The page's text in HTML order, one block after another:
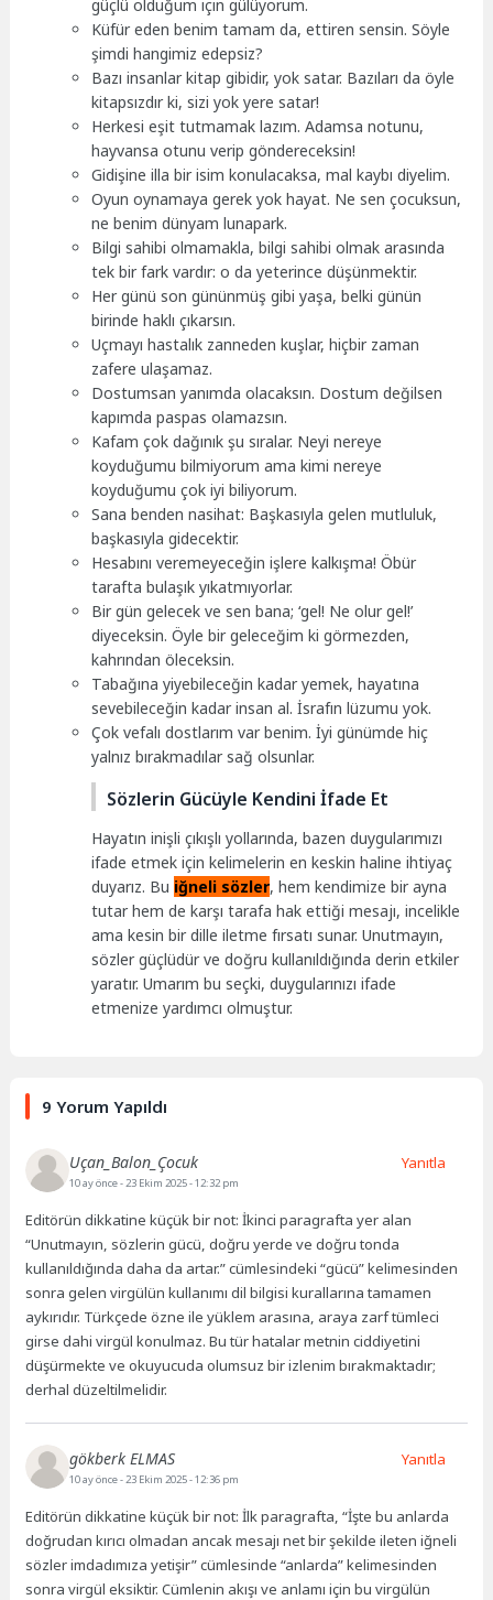
güçlü olduğum için gülüyorum.
Küfür eden benim tamam da, ettiren sensin. Söyle
şimdi hangimiz edepsiz?
Bazı insanlar kitap gibidir, yok satar. Bazıları da öyle
kitapsızdır ki, sizi yok yere satar!
Herkesi eşit tutmamak lazım. Adamsa notunu,
hayvansa otunu verip göndereceksin!
Gidişine illa bir isim konulacaksa, mal kaybı diyelim.
Oyun oynamaya gerek yok hayat. Ne sen çocuksun,
ne benim dünyam lunapark.
Bilgi sahibi olmamakla, bilgi sahibi olmak arasında
tek bir fark vardır: o da yeterince düşünmektir.
Her günü son gününmüş gibi yaşa, belki günün
birinde haklı çıkarsın.
Uçmayı hastalık zanneden kuşlar, hiçbir zaman
zafere ulaşamaz.
Dostumsan yanımda olacaksın. Dostum değilsen
kapımda paspas olamazsın.
Kafam çok dağınık şu sıralar. Neyi nereye
koyduğumu bilmiyorum ama kimi nereye
koyduğumu çok iyi biliyorum.
Sana benden nasihat: Başkasıyla gelen mutluluk,
başkasıyla gidecektir.
Hesabını veremeyeceğin işlere kalkışma! Öbür
tarafta bulaşık yıkatmıyorlar.
Bir gün gelecek ve sen bana; ‘gel! Ne olur gel!’
diyeceksin. Öyle bir geleceğim ki görmezden,
kahrından öleceksin.
Tabağına yiyebileceğin kadar yemek, hayatına
sevebileceğin kadar insan al. İsrafın lüzumu yok.
Çok vefalı dostlarım var benim. İyi günümde hiç
yalnız bırakmadılar sağ olsunlar.
Sözlerin Gücüyle Kendini İfade Et
Hayatın inişli çıkışlı yollarında, bazen duygularımızı
ifade etmek için kelimelerin en keskin haline ihtiyaç
duyarız. Bu iğneli sözler, hem kendimize bir ayna
tutar hem de karşı tarafa hak ettiği mesajı, incelikle
ama kesin bir dille iletme fırsatı sunar. Unutmayın,
sözler güçlüdür ve doğru kullanıldığında derin etkiler
yaratır. Umarım bu seçki, duygularınızı ifade
etmenize yardımcı olmuştur.
9 Yorum Yapıldı
Uçan_Balon_Çocuk
10 ay önce- 23 Ekim 2025 - 12:32 pm
Editörün dikkatine küçük bir not: İkinci paragrafta yer alan
“Unutmayın, sözlerin gücü, doğru yerde ve doğru tonda
kullanıldığında daha da artar.” cümlesindeki “gücü” kelimesinden
sonra gelen virgülün kullanımı dil bilgisi kurallarına tamamen
aykırıdır. Türkçede özne ile yüklem arasına, araya zarf tümleci
girse dahi virgül konulmaz. Bu tür hatalar metnin ciddiyetini
düşürmekte ve okuyucuda olumsuz bir izlenim bırakmaktadır;
derhal düzeltilmelidir.
Yanıtla
gökberk ELMAS
10 ay önce- 23 Ekim 2025 - 12:36 pm
Editörün dikkatine küçük bir not: İlk paragrafta, “İşte bu anlarda
doğrudan kırıcı olmadan ancak mesajı net bir şekilde ileten iğneli
sözler imdadımıza yetişir” cümlesinde “anlarda” kelimesinden
sonra virgül eksiktir. Cümlenin akışı ve anlamı için bu virgülün
Yanıtla